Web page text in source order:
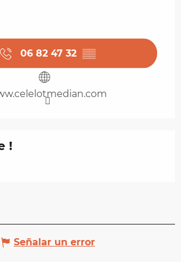
06 82 47 32 ▒▒
!
Señalar un error